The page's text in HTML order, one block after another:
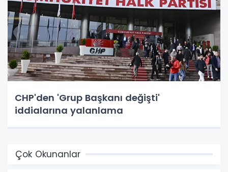
CHP'den 'Grup Başkanı değişti'
iddialarına yalanlama
Çok Okunanlar